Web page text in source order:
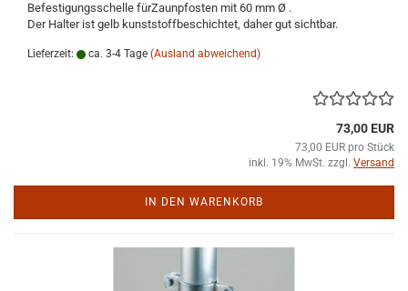
Befestigungsschelle fürZaunpfosten mit 60 mm Ø .
Der Halter ist gelb kunststoffbeschichtet, daher gut sichtbar.
Lieferzeit: ca. 3-4 Tage (Ausland abweichend)
73,00 EUR
73,00 EUR pro Stück
inkl. 19% MwSt. zzgl. Versand
IN DEN WARENKORB